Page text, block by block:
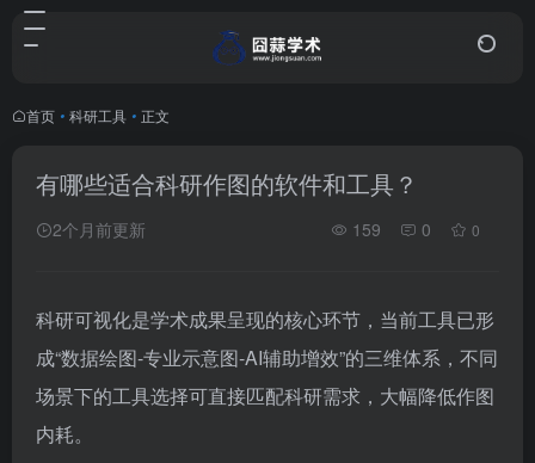
首页 • 科研工具 • 正文
有哪些适合科研作图的软件和工具？
2个月前更新 159 0 0
科研可视化是学术成果呈现的核心环节，当前工具已形
成“数据绘图-专业示意图-AI辅助增效”的三维体系，不同
场景下的工具选择可直接匹配科研需求，大幅降低作图
内耗。